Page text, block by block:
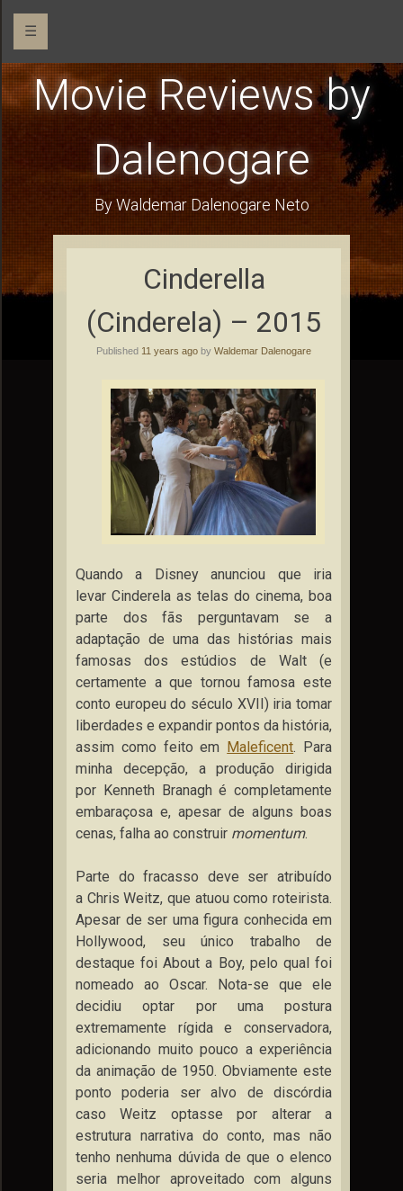
☰
Movie Reviews by
Dalenogare
By Waldemar Dalenogare Neto
Cinderella
(Cinderela) – 2015
Published 11 years ago by Waldemar Dalenogare
Quando a Disney anunciou que iria
levar Cinderela as telas do cinema, boa
parte dos fãs perguntavam se a
adaptação de uma das histórias mais
famosas dos estúdios de Walt (e
certamente a que tornou famosa este
conto europeu do século XVII) iria tomar
liberdades e expandir pontos da história,
assim como feito em
Maleficent. Para
minha decepção, a produção dirigida
por Kenneth Branagh é completamente
embaraçosa e, apesar de alguns boas
cenas, falha ao construir momentum.
Parte do fracasso deve ser atribuído
a Chris Weitz, que atuou como roteirista.
Apesar de ser uma figura conhecida em
Hollywood, seu único trabalho de
destaque foi About a Boy, pelo qual foi
nomeado ao Oscar. Nota-se que ele
decidiu optar por uma postura
extremamente rígida e conservadora,
adicionando muito pouco a experiência
da animação de 1950. Obviamente este
ponto poderia ser alvo de discórdia
caso Weitz optasse por alterar a
estrutura narrativa do conto, mas não
tenho nenhuma dúvida de que o elenco
seria melhor aproveitado com alguns